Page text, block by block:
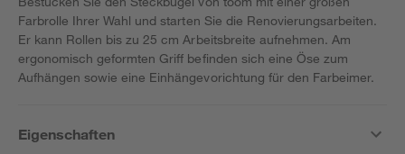
Farbrolle Ihrer Wahl und starten Sie die Renovierungsarbeiten.
Er kann Rollen bis zu 25 cm Arbeitsbreite aufnehmen. Am
ergonomisch geformten Griff befinden sich eine Öse zum
Aufhängen sowie eine Einhängevorichtung für den Farbeimer.
Eigenschaften